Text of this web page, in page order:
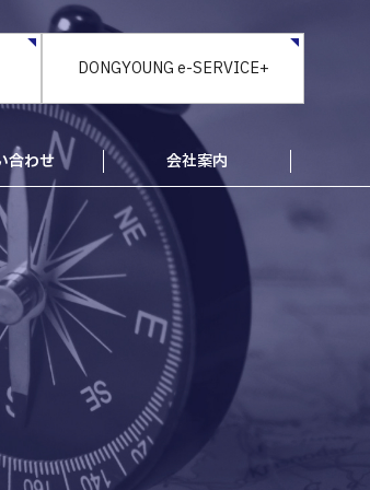
DONGYOUNG e-SERVICE+
合わせ 会社案内